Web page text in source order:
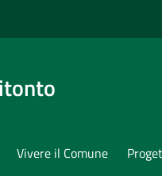
Vivere il Comune